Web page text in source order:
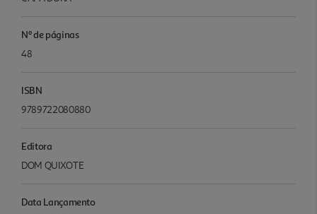
Nº de páginas
48
ISBN
9789722080880
Editora
DOM QUIXOTE
Data Lançamento